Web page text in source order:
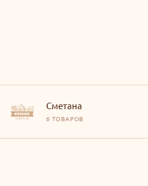
Сметана
6 ТОВАРОВ